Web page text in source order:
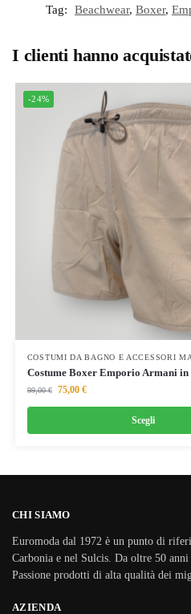
Tag:
Beachwear, Boxer,
I clienti hanno
-24%
COSTUMI DA BAGNO E ACCESSORI
Costume Boxer Emporio Armani in
99,00€ 75,00 €
Scegli
CHI SIAMO
Euromoda dal 1972 è un punto di
Carbonia e nel Sulcis. Da oltre 50
Passione prodotti di alta qualità dei
AZIENDA